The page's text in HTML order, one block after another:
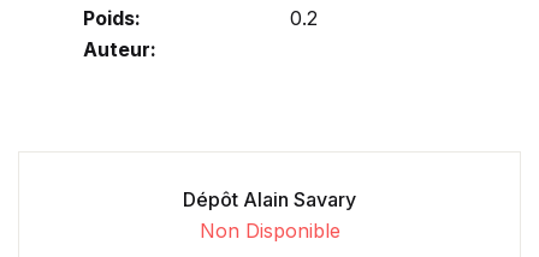
Poids:
0.2
Auteur:
Dépôt Alain Savary
Non Disponible